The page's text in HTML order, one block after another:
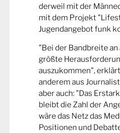
derweil mit der
mit dem Projekt
Jugendangebot funk
"Bei der Bandbreite
größte
auszukommen",
anderem aus
aber auch: "Das
bleibt die Zahl der
wäre das Netz das
Positionen und